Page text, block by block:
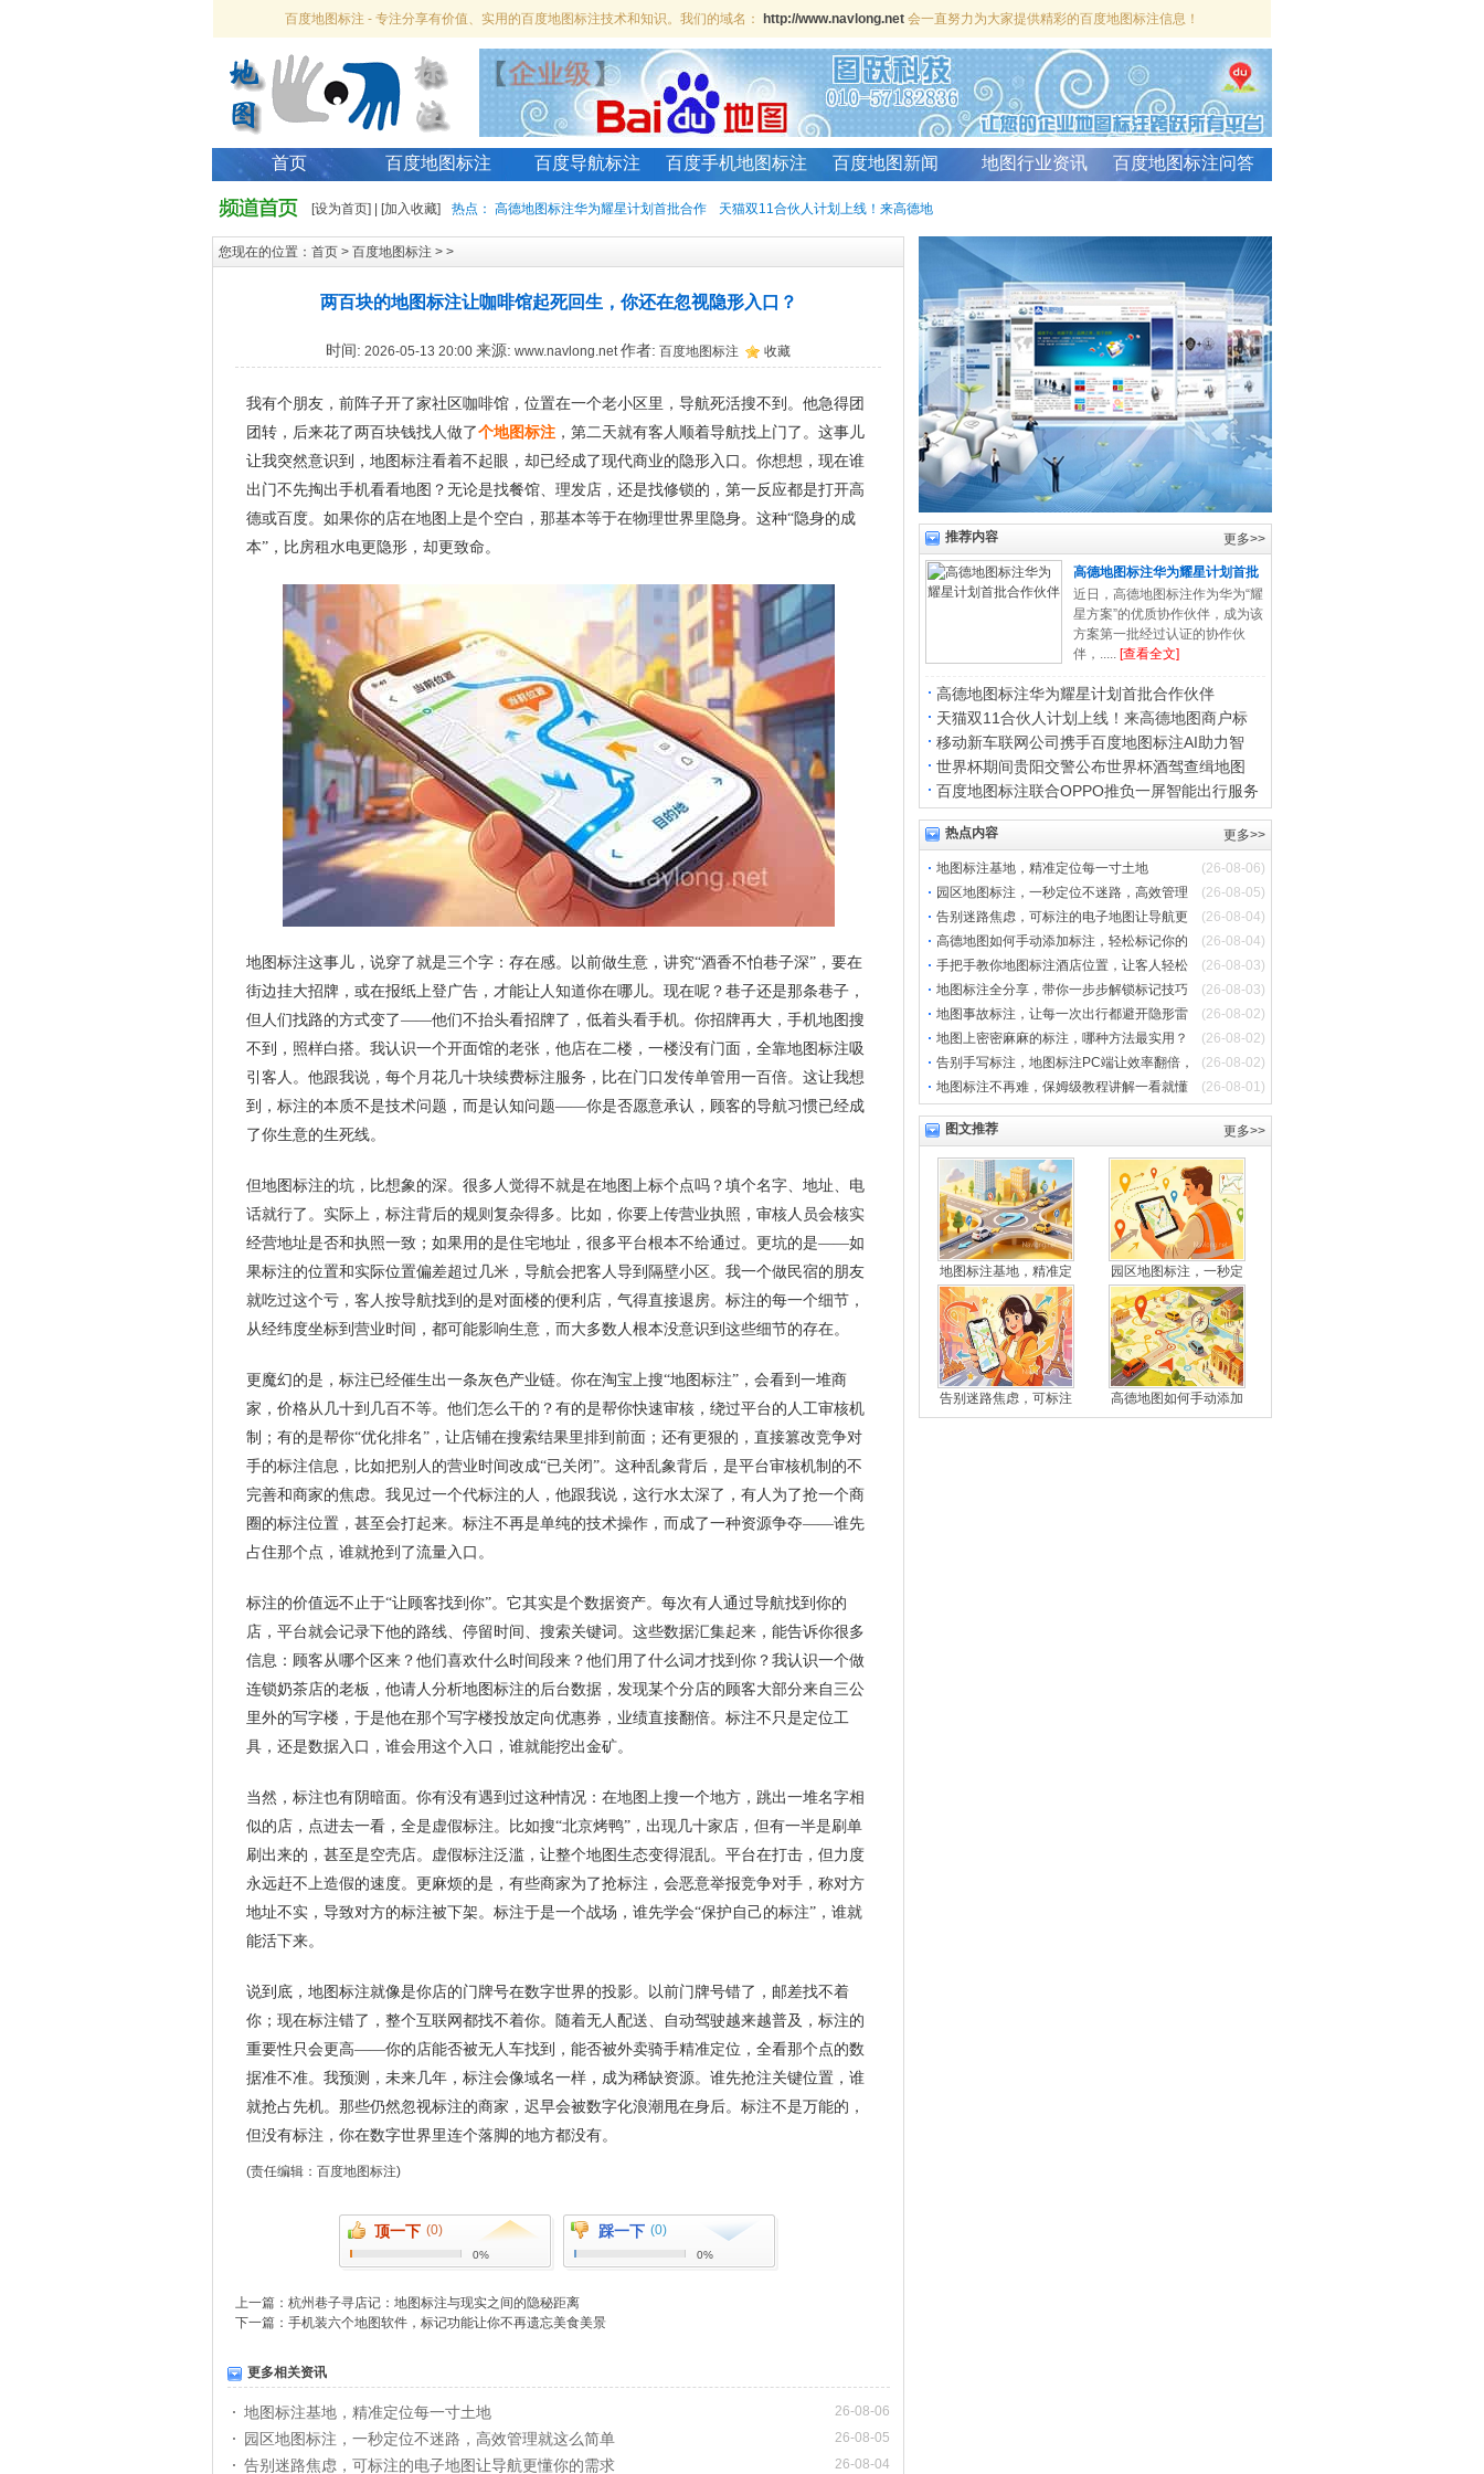
百度地图标注 - 专注分享有价值、实用的百度地图标注技术和知识。我们的域名： http://www.navlong.net 会一直努力为大家提供精彩的百度地图标注信息！
首页 百度地图标注 百度导航标注 百度手机地图标注 百度地图新闻 地图行业资讯 百度地图标注问答
[设为首页] | [加入收藏] 热点： 高德地图标注华为耀星计划首批合作 天猫双11合伙人计划上线！来高德地
您现在的位置： 首页 > 百度地图标注 > >
两百块的地图标注让咖啡馆起死回生，你还在忽视隐形入口？
时间: 2026-05-13 20:00 来源: www.navlong.net 作者: 百度地图标注 收藏
我有个朋友，前阵子开了家社区咖啡馆，位置在一个老小区里，导航死活搜不到。他急得团
团转，后来花了两百块钱找人做了个地图标注 ，第二天就有客人顺着导航找上门了。这事儿
让我突然意识到，地图标注看着不起眼，却已经成了现代商业的隐形入口。你想想，现在谁
出门不先掏出手机看看地图？无论是找餐馆、理发店，还是找修锁的，第一反应都是打开高
德或百度。如果你的店在地图上是个空白，那基本等于在物理世界里隐身。这种“隐身的成
本”，比房租水电更隐形，却更致命。
地图标注这事儿，说穿了就是三个字：存在感。以前做生意，讲究“酒香不怕巷子深”，要在
街边挂大招牌，或在报纸上登广告，才能让人知道你在哪儿。现在呢？巷子还是那条巷子，
但人们找路的方式变了——他们不抬头看招牌了，低着头看手机。你招牌再大，手机地图搜
不到，照样白搭。我认识一个开面馆的老张，他店在二楼，一楼没有门面，全靠地图标注吸
引客人。他跟我说，每个月花几十块续费标注服务，比在门口发传单管用一百倍。这让我想
到，标注的本质不是技术问题，而是认知问题——你是否愿意承认，顾客的导航习惯已经成
了你生意的生死线。
但地图标注的坑，比想象的深。很多人觉得不就是在地图上标个点吗？填个名字、地址、电
话就行了。实际上，标注背后的规则复杂得多。比如，你要上传营业执照，审核人员会核实
经营地址是否和执照一致；如果用的是住宅地址，很多平台根本不给通过。更坑的是——如
果标注的位置和实际位置偏差超过几米，导航会把客人导到隔壁小区。我一个做民宿的朋友
就吃过这个亏，客人按导航找到的是对面楼的便利店，气得直接退房。标注的每一个细节，
从经纬度坐标到营业时间，都可能影响生意，而大多数人根本没意识到这些细节的存在。
更魔幻的是，标注已经催生出一条灰色产业链。你在淘宝上搜“地图标注”，会看到一堆商
家，价格从几十到几百不等。他们怎么干的？有的是帮你快速审核，绕过平台的人工审核机
制；有的是帮你“优化排名”，让店铺在搜索结果里排到前面；还有更狠的，直接篡改竞争对
手的标注信息，比如把别人的营业时间改成“已关闭”。这种乱象背后，是平台审核机制的不
完善和商家的焦虑。我见过一个代标注的人，他跟我说，这行水太深了，有人为了抢一个商
圈的标注位置，甚至会打起来。标注不再是单纯的技术操作，而成了一种资源争夺——谁先
占住那个点，谁就抢到了流量入口。
标注的价值远不止于“让顾客找到你”。它其实是个数据资产。每次有人通过导航找到你的
店，平台就会记录下他的路线、停留时间、搜索关键词。这些数据汇集起来，能告诉你很多
信息：顾客从哪个区来？他们喜欢什么时间段来？他们用了什么词才找到你？我认识一个做
连锁奶茶店的老板，他请人分析地图标注的后台数据，发现某个分店的顾客大部分来自三公
里外的写字楼，于是他在那个写字楼投放定向优惠券，业绩直接翻倍。标注不只是定位工
具，还是数据入口，谁会用这个入口，谁就能挖出金矿。
当然，标注也有阴暗面。你有没有遇到过这种情况：在地图上搜一个地方，跳出一堆名字相
似的店，点进去一看，全是虚假标注。比如搜“北京烤鸭”，出现几十家店，但有一半是刷单
刷出来的，甚至是空壳店。虚假标注泛滥，让整个地图生态变得混乱。平台在打击，但力度
永远赶不上造假的速度。更麻烦的是，有些商家为了抢标注，会恶意举报竞争对手，称对方
地址不实，导致对方的标注被下架。标注于是一个战场，谁先学会“保护自己的标注”，谁就
能活下来。
说到底，地图标注就像是你店的门牌号在数字世界的投影。以前门牌号错了，邮差找不着
你；现在标注错了，整个互联网都找不着你。随着无人配送、自动驾驶越来越普及，标注的
重要性只会更高——你的店能否被无人车找到，能否被外卖骑手精准定位，全看那个点的数
据准不准。我预测，未来几年，标注会像域名一样，成为稀缺资源。谁先抢注关键位置，谁
就抢占先机。那些仍然忽视标注的商家，迟早会被数字化浪潮甩在身后。标注不是万能的，
但没有标注，你在数字世界里连个落脚的地方都没有。
(责任编辑： 百度地图标注)
顶一下 (0)
0%
踩一下 (0)
0%
上一篇： 杭州巷子寻店记：地图标注与现实之间的隐秘距离
下一篇： 手机装六个地图软件，标记功能让你不再遗忘美食美景
更多相关资讯
26-08-06
地图标注基地，精准定位每一寸土地
26-08-05
园区地图标注，一秒定位不迷路，高效管理就这么简单
26-08-04
告别迷路焦虑，可标注的电子地图让导航更懂你的需求
推荐内容 更多>>
高德地图标注华为耀星计划首批
合
近日，高德地图标注作为华为“耀
星方案”的优质协作伙伴，成为该
方案第一批经过认证的协作伙
伴，..... [查看全文]
高德地图标注华为耀星计划首批合作伙伴
天猫双11合伙人计划上线！来高德地图商户标
移动新车联网公司携手百度地图标注AI助力智
世界杯期间贵阳交警公布世界杯酒驾查缉地图
百度地图标注联合OPPO推负一屏智能出行服务
热点内容 更多>>
(26-08-06)
地图标注基地，精准定位每一寸土地
(26-08-05)
园区地图标注，一秒定位不迷路，高效管理
(26-08-04)
告别迷路焦虑，可标注的电子地图让导航更
(26-08-04)
高德地图如何手动添加标注，轻松标记你的
(26-08-03)
手把手教你地图标注酒店位置，让客人轻松
(26-08-03)
地图标注全分享，带你一步步解锁标记技巧
(26-08-02)
地图事故标注，让每一次出行都避开隐形雷
(26-08-02)
地图上密密麻麻的标注，哪种方法最实用？
(26-08-02)
告别手写标注，地图标注PC端让效率翻倍，
(26-08-01)
地图标注不再难，保姆级教程讲解一看就懂
图文推荐 更多>>
地图标注基地，精准定 园区地图标注，一秒定
告别迷路焦虑，可标注 高德地图如何手动添加